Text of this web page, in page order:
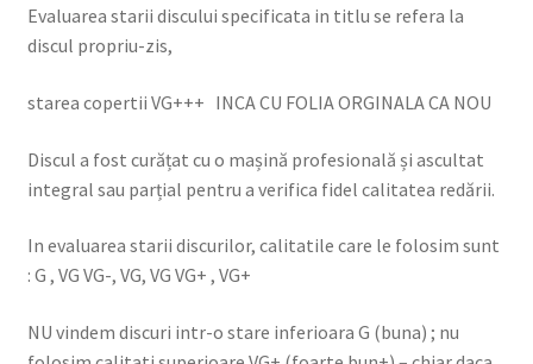
Evaluarea starii discului specificata in titlu se refera la
discul propriu-zis,
starea copertii VG+++ INCA CU FOLIA ORGINALA CA NOU
Discul a fost curățat cu o mașină profesională și ascultat
integral sau parțial pentru a verifica fidel calitatea redării.
In evaluarea starii discurilor, calitatile care le folosim sunt
: G , VG VG-, VG, VG VG+ , VG+
NU vindem discuri intr-o stare inferioara G (buna) ; nu